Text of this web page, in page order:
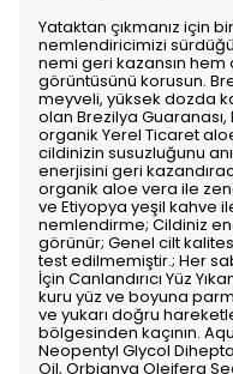
Yataktan çıkmanız için
nemlendiricimizi
nemi geri kazansın hem
görüntüsünü korusun.
meyveli, yüksek dozda
olan Brezilya
organik Yerel Ticaret
cildinizin susuzluğunu
enerjisini geri
organik aloe vera ile
ve Etiyopya yeşil kahve
nemlendirme; Cildiniz
görünür; Genel cilt
test edilmemiştir.; Her
İçin Canlandırıcı Yüz
kuru yüz ve boyuna
ve yukarı doğru
bölgesinden kaçının.
Neopentyl Glycol
Oil, Orbignya Oleifera